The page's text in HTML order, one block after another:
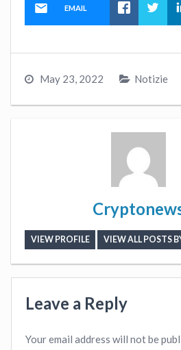
EMAIL
May 23, 2022 Notizie
VIEW PROFILE VIEW ALL POSTS
Leave a Reply
Your email address will not be